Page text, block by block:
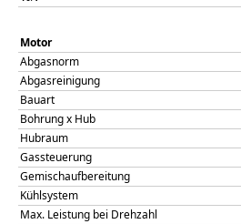
Motor
Abgasnorm
Abgasreinigung
Bauart
Bohrung x Hub
Hubraum
Gassteuerung
Gemischaufbereitung
Kühlsystem
Max. Leistung bei Drehzahl